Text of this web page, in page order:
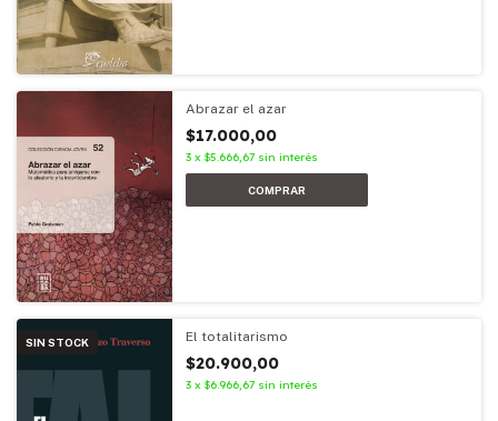
Abrazar el azar
$17.000,00
3 x $5.666,67 sin interés
SIN STOCK El totalitarismo
$20.900,00
3 x $6.966,67 sin interés